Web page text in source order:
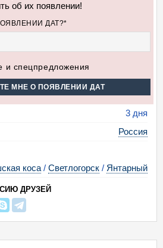
об их появлении!
ДАТ?*
и спецпредложения
МНЕ О ПОЯВЛЕНИИ ДАТ
3 дня
Россия
коса / Светлогорск / Янтарный
ДРУЗЕЙ